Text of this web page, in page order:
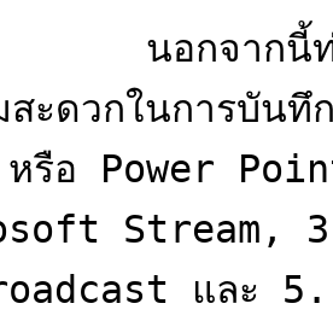
นอกจากนี้ท่าน
สะดวกในการบัน
รือ Power
Stream,
และ